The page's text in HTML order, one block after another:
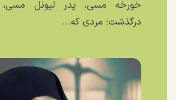
درگذشت؛ مردی که...